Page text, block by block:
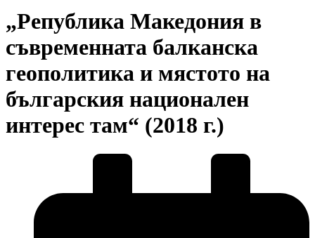
„Република Македония в
съвременната балканска
геополитика и мястото на
българския национален
интерес там“ (2018 г.)